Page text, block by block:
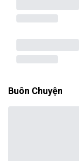
Buôn Chuyện